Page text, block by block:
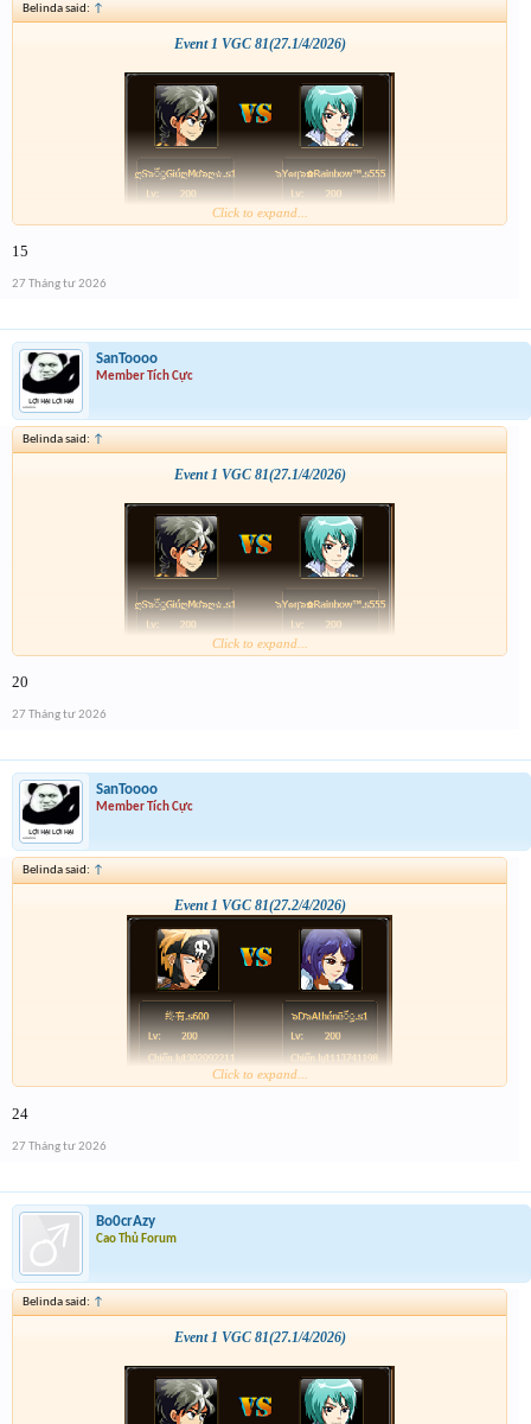
Belinda said: ↑
Event 1 VGC 81(27.1/4/2026)
Click to expand...
15
27 Tháng tư 2026
SanToooo
Member Tích Cực
Belinda said: ↑
Event 1 VGC 81(27.1/4/2026)
Click to expand...
20
27 Tháng tư 2026
SanToooo
Member Tích Cực
Belinda said: ↑
Event 1 VGC 81(27.2/4/2026)
Click to expand...
24
27 Tháng tư 2026
Bo0crAzy
Cao Thủ Forum
Belinda said: ↑
Event 1 VGC 81(27.1/4/2026)